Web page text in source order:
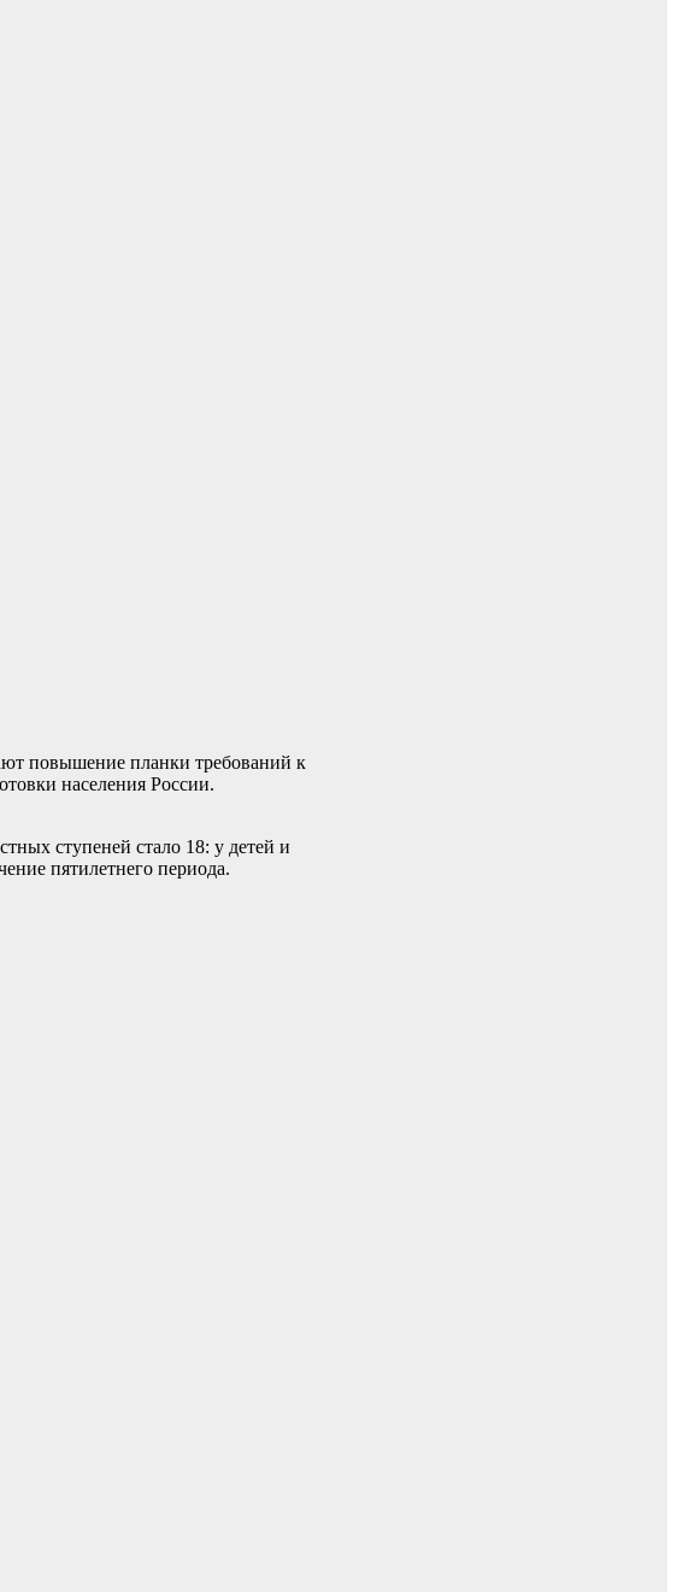
повышение планки требований к
населения России.
ступеней стало 18: у детей и
пятилетнего периода.